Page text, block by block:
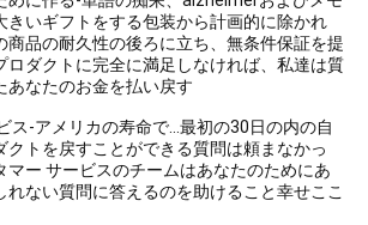
きいギフトをする包装から計画的に除かれ
商品の耐久性の後ろに立ち、無条件保証を提
ロダクトに完全に満足しなければ、私達は質
あなたのお金を払い戻す
ス-アメリカの寿命で…最初の30日の内の自
クトを戻すことができる質問は頼まなかっ
マー サービスのチームはあなたのためにあ
れない質問に答えるのを助けること幸せここ